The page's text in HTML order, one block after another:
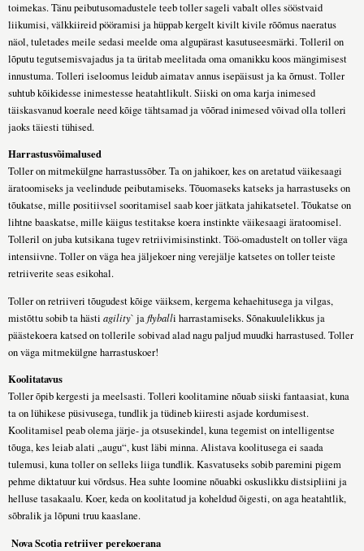
toimekas. Tänu peibutusomadustele teeb toller sageli vabalt olles sööstvaid
liikumisi, välkkiireid pööramisi ja hüppab kergelt kivilt kivile rõõmus naeratus
näol, tuletades meile sedasi meelde oma algupärast kasutuseesmärki. Tolleril on
lõputu tegutsemisvajadus ja ta üritab meelitada oma omanikku koos mängimisest
innustuma. Tolleri iseloomus leidub aimatav annus isepäisust ja ka õrnust. Toller
suhtub kõikidesse inimestesse heatahtlikult. Siiski on oma karja inimesed
täiskasvanud koerale need kõige tähtsamad ja võõrad inimesed võivad olla tolleri
jaoks täiesti tühised.
Harrastusvõimalused
Toller on mitmekülgne harrastussõber. Ta on jahikoer, kes on aretatud väikesaagi
äratoomiseks ja veelindude peibutamiseks. Tõuomaseks katseks ja harrastuseks on
tõukatse, mille positiivsel sooritamisel saab koer jätkata jahikatsetel. Tõukatse on
lihtne baaskatse, mille käigus testitakse koera instinkte väikesaagi äratoomisel.
Tolleril on juba kutsikana tugev retriivimisinstinkt. Töö-omadustelt on toller väga
intensiivne. Toller on väga hea jäljekoer ning verejälje katsetes on toller teiste
retriiverite seas esikohal.
Toller on retriiveri tõugudest kõige väiksem, kergema kehaehitusega ja vilgas,
mistõttu sobib ta hästi agility` jaflyballi harrastamiseks. Sõnakuulelikkus ja
päästekoera katsed on tollerile sobivad alad nagu paljud muudki harrastused. Toller
on väga mitmekülgne harrastuskoer!
Koolitatavus
Toller õpib kergesti ja meelsasti. Tolleri koolitamine nõuab siiski fantaasiat, kuna
ta on lühikese püsivusega, tundlik ja tüdineb kiiresti asjade kordumisest.
Koolitamisel peab olema järje- ja otsusekindel, kuna tegemist on intelligentse
tõuga, kes leiab alati „augu“, kust läbi minna. Alistava koolitusega ei saada
tulemusi, kuna toller on selleks liiga tundlik. Kasvatuseks sobib paremini pigem
pehme diktatuur kui võrdsus. Hea suhte loomine nõuabki oskuslikku distsipliini ja
helluse tasakaalu. Koer, keda on koolitatud ja koheldud õigesti, on aga heatahtlik,
sõbralik ja lõpuni truu kaaslane.
Nova Scotia retriiver perekoerana